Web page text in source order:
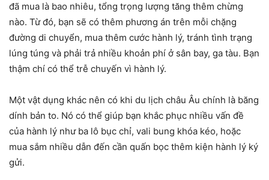
đã mua là bao nhiêu, tổng trọng lượng tăng thêm chừng
nào. Từ đó, bạn sẽ có thêm phương án trên mỗi chặng
đường di chuyển, mua thêm cước hành lý, tránh tình trạng
lúng túng và phải trả nhiều khoản phí ở sân bay, ga tàu. Bạn
thậm chí có thể trễ chuyến vì hành lý.
Một vật dụng khác nên có khi du lịch châu Âu chính là băng
dính bản to. Nó có thể giúp bạn khắc phục nhiều vấn đề
của hành lý như ba lô bục chỉ, vali bung khóa kéo, hoặc
mua sắm nhiều dẫn đến cần quấn bọc thêm kiện hành lý ký
gửi.